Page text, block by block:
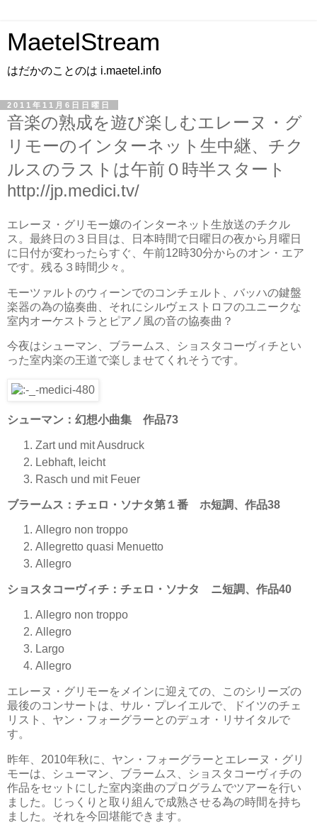
MaetelStream
はだかのことのは i.maetel.info
2011年11月6日日曜日
音楽の熟成を遊び楽しむエレーヌ・グ
リモーのインターネット生中継、チク
ルスのラストは午前０時半スタート
http://jp.medici.tv/
エレーヌ・グリモー嬢のインターネット生放送のチクル
ス。最終日の３日目は、日本時間で日曜日の夜から月曜日
に日付が変わったらすぐ、午前12時30分からのオン・エア
です。残る３時間少々。
モーツァルトのウィーンでのコンチェルト、バッハの鍵盤
楽器の為の協奏曲、それにシルヴェストロフのユニークな
室内オーケストラとピアノ風の音の協奏曲？
今夜はシューマン、ブラームス、ショスタコーヴィチとい
った室内楽の王道で楽しませてくれそうです。
シューマン：幻想小曲集 作品73
Zart und mit Ausdruck
Lebhaft, leicht
Rasch und mit Feuer
ブラームス：チェロ・ソナタ第１番 ホ短調、作品38
Allegro non troppo
Allegretto quasi Menuetto
Allegro
ショスタコーヴィチ：チェロ・ソナタ ニ短調、作品40
Allegro non troppo
Allegro
Largo
Allegro
エレーヌ・グリモーをメインに迎えての、このシリーズの
最後のコンサートは、サル・プレイエルで、ドイツのチェ
リスト、ヤン・フォーグラーとのデュオ・リサイタルで
す。
昨年、2010年秋に、ヤン・フォーグラーとエレーヌ・グリ
モーは、シューマン、ブラームス、ショスタコーヴィチの
作品をセットにした室内楽曲のプログラムでツアーを行い
ました。じっくりと取り組んで成熟させる為の時間を持ち
ました。それを今回堪能できます。